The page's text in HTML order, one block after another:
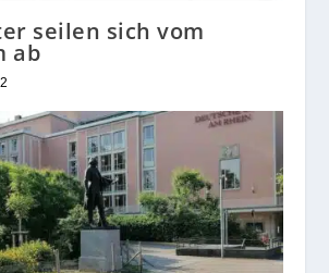
seilen sich vom
ab